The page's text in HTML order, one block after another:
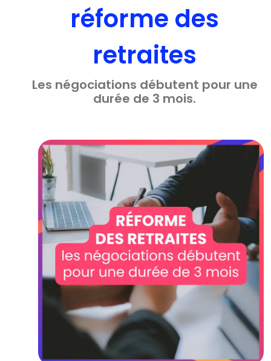
réforme des
retraites
Les négociations débutent pour une
durée de 3 mois.